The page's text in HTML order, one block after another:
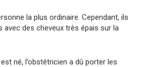
la plus ordinaire. Cependant, ils
avec des cheveux très épais sur la
né, l’obstétricien a dû porter les